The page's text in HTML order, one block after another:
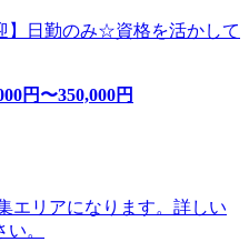
】日勤のみ☆資格を活かして
円〜350,000円
エリアになります。詳しい
。